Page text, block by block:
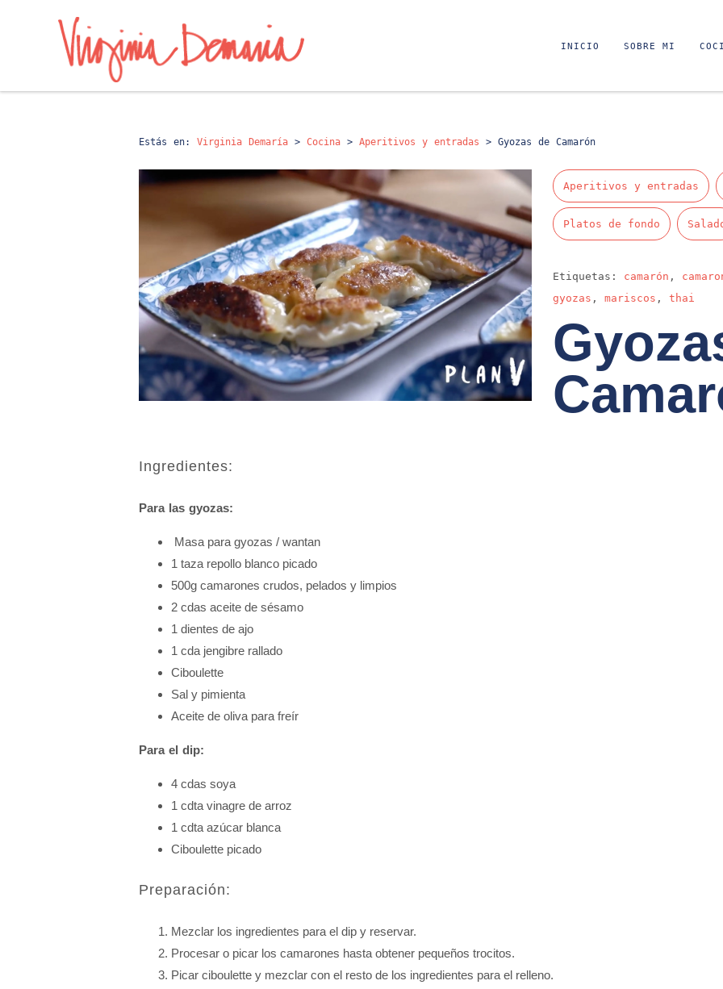
INICIO SOBRE MI
Estás en: Virginia Demaría > Cocina > Aperitivos y entradas > Gyozas de Camarón
Aperitivos y entradas
Platos de fondo
Etiquetas: camarón ,
gyozas , mariscos , thai
Ingredientes:
Para las gyozas:
Masa para gyozas / wantan
1 taza repollo blanco picado
500g camarones crudos, pelados y limpios
2 cdas aceite de sésamo
1 dientes de ajo
1 cda jengibre rallado
Ciboulette
Sal y pimienta
Aceite de oliva para freír
Para el dip:
4 cdas soya
1 cdta vinagre de arroz
1 cdta azúcar blanca
Ciboulette picado
Preparación:
Mezclar los ingredientes para el dip y reservar.
Procesar o picar los camarones hasta obtener pequeños trocitos.
Picar ciboulette y mezclar con el resto de los ingredientes para el relleno.